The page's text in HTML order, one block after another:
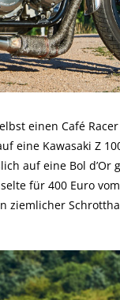
einen Café
eine Kawasaki Z
auf eine Bol d’Or
für 400 Euro
ziemlicher